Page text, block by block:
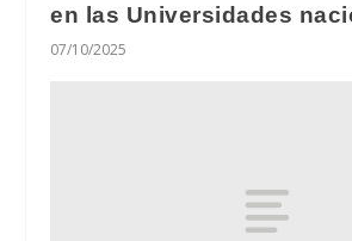
en las Universidades
07/10/2025